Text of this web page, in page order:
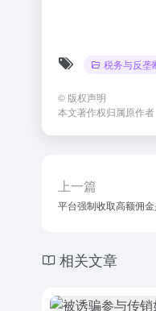
税务与反垄
© 版权声明
本文著作权归属原作
上一篇
平台强制收取高额佣金
相关文章